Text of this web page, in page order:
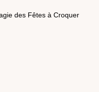
des Fêtes à Croquer